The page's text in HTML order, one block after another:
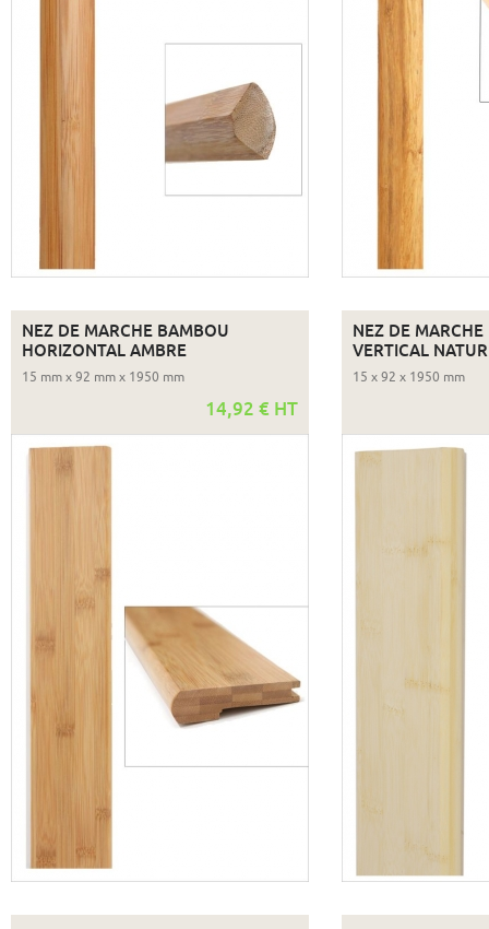
NEZ DE MARCHE BAMBOU
HORIZONTAL AMBRE
15 mm x 92 mm x 1950 mm
14,92 € HT
NEZ DE
VERTICAL
15 x 92 x 1950 mm